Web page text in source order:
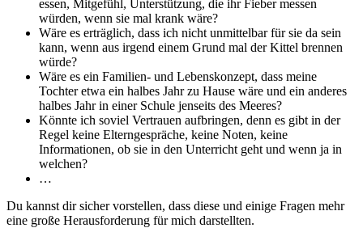
essen, Mitgefühl, Unterstützung, die ihr Fieber messen
würden, wenn sie mal krank wäre?
Wäre es erträglich, dass ich nicht unmittelbar für sie da sein
kann, wenn aus irgend einem Grund mal der Kittel brennen
würde?
Wäre es ein Familien- und Lebenskonzept, dass meine
Tochter etwa ein halbes Jahr zu Hause wäre und ein anderes
halbes Jahr in einer Schule jenseits des Meeres?
Könnte ich soviel Vertrauen aufbringen, denn es gibt in der
Regel keine Elterngespräche, keine Noten, keine
Informationen, ob sie in den Unterricht geht und wenn ja in
welchen?
…
Du kannst dir sicher vorstellen, dass diese und einige Fragen mehr
eine große Herausforderung für mich darstellten.